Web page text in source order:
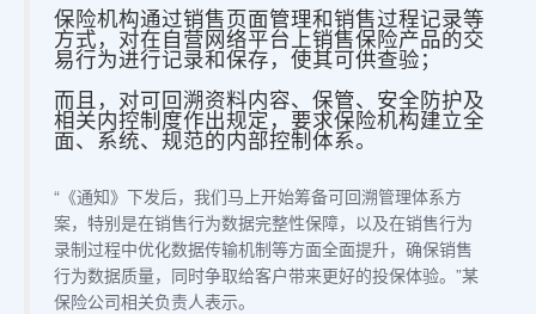
保险机构通过销售页面管理和销售过程记录等
方式，对在自营网络平台上销售保险产品的交
易行为进行记录和保存，使其可供查验；
而且，对可回溯资料内容、保管、安全防护及
相关内控制度作出规定，要求保险机构建立全
面、系统、规范的内部控制体系。
“《通知》下发后，我们马上开始筹备可回溯管理体系方
案，特别是在销售行为数据完整性保障，以及在销售行为
录制过程中优化数据传输机制等方面全面提升，确保销售
行为数据质量，同时争取给客户带来更好的投保体验。”某
保险公司相关负责人表示。